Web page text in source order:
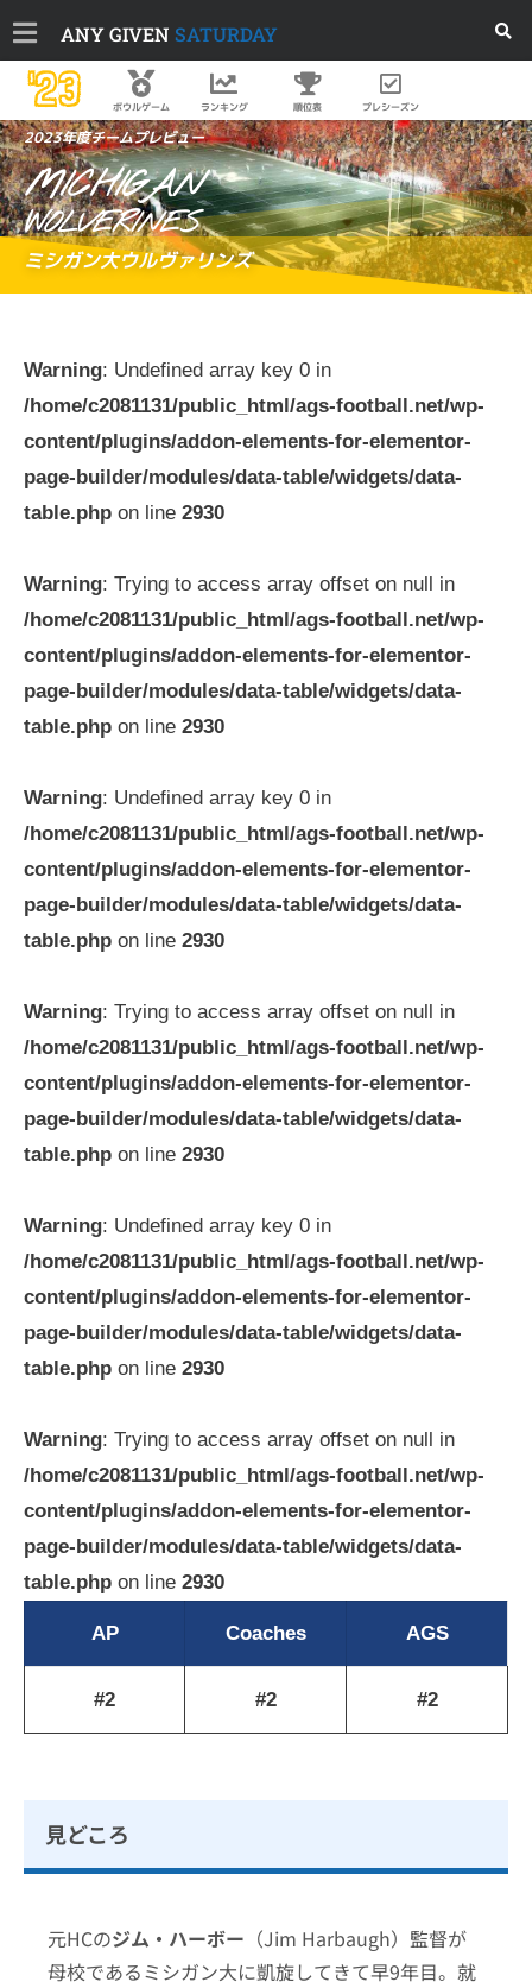
ANY GIVEN SATURDAY
'23 ボウルゲーム ランキング 順位表 プレシーズン
2023年度チームプレビュー
MICHIGAN
WOLVERINES
ミシガン大ウルヴァリンズ
Warning: Undefined array key 0 in
/home/c2081131/public_html/ags-football.net/wp-
content/plugins/addon-elements-for-elementor-
page-builder/modules/data-table/widgets/data-
table.php on line 2930
Warning: Trying to access array offset on null in
/home/c2081131/public_html/ags-football.net/wp-
content/plugins/addon-elements-for-elementor-
page-builder/modules/data-table/widgets/data-
table.php on line 2930
Warning: Undefined array key 0 in
/home/c2081131/public_html/ags-football.net/wp-
content/plugins/addon-elements-for-elementor-
page-builder/modules/data-table/widgets/data-
table.php on line 2930
Warning: Trying to access array offset on null in
/home/c2081131/public_html/ags-football.net/wp-
content/plugins/addon-elements-for-elementor-
page-builder/modules/data-table/widgets/data-
table.php on line 2930
Warning: Undefined array key 0 in
/home/c2081131/public_html/ags-football.net/wp-
content/plugins/addon-elements-for-elementor-
page-builder/modules/data-table/widgets/data-
table.php on line 2930
Warning: Trying to access array offset on null in
/home/c2081131/public_html/ags-football.net/wp-
content/plugins/addon-elements-for-elementor-
page-builder/modules/data-table/widgets/data-
table.php on line 2930
AP Coaches AGS
#2 #2 #2
見どころ
元HCのジム・ハーボー （Jim Harbaugh）監督が
母校であるミシガン大に凱旋してきて早9年目。就